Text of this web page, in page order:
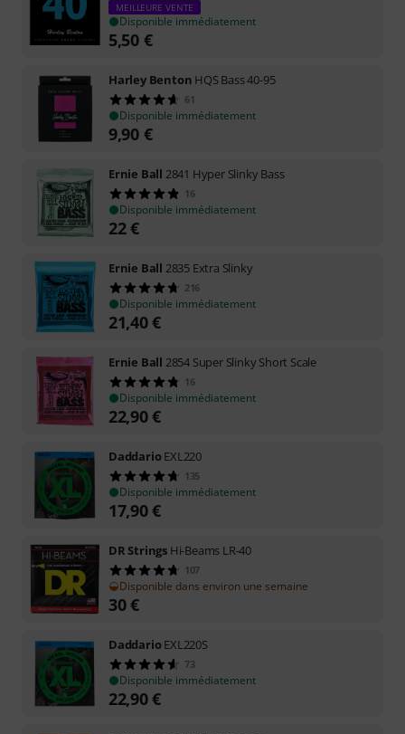
MEILLEURE VENTE
Disponible immédiatement
5,50 €
Harley Benton HQS Bass 40-95
61
Disponible immédiatement
9,90 €
Ernie Ball 2841 Hyper Slinky Bass
16
Disponible immédiatement
22€
Ernie Ball 2835 Extra Slinky
216
Disponible immédiatement
21,40€
Ernie Ball 2854 Super Slinky Short Scale
16
Disponible immédiatement
22,90€
DaddarioEXL220
135
Disponible immédiatement
17,90€
DR Strings Hi-Beams LR-40
107
Disponible dans environ une semaine
30€
DaddarioEXL220S
73
Disponible immédiatement
22,90€